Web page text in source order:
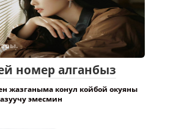
номер алганбыз
жазганыма конул койбой окуяны
эмесмин